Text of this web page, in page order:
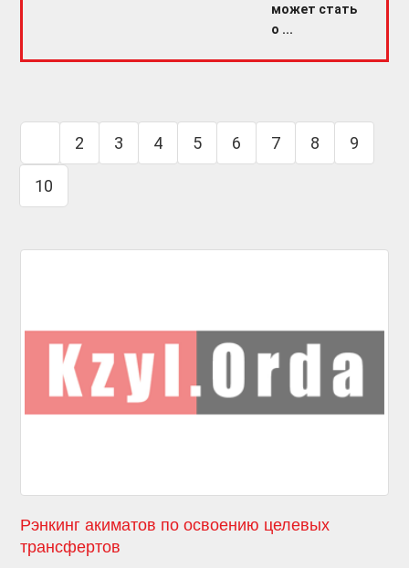
может стать
о ...
2 3 4 5 6 7 8 9
10
Рэнкинг акиматов по освоению целевых
трансфертов